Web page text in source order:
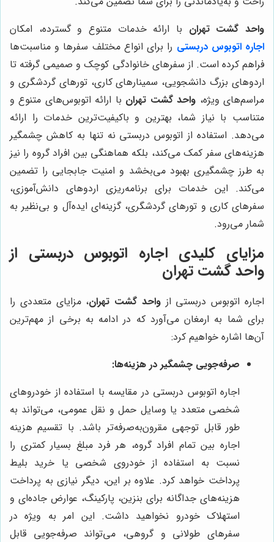
واحد گشت تهران با ارائه خدمات متنوع و گسترده، امکان
اجاره اتوبوس دربستی را برای انواع مختلف سفرها و مناسبت‌ها
فراهم کرده است. از سفرهای خانوادگی کوچک و صمیمی گرفته تا
اردوهای بزرگ دانشجویی، سمینارهای کاری، تورهای گردشگری و
مراسم‌های ویژه، واحد گشت تهران با ارائه اتوبوس‌های متنوع و
متناسب با نیاز شما، بهترین و باکیفیت‌ترین خدمات را ارائه
می‌دهد. استفاده از اتوبوس دربستی نه تنها به کاهش چشمگیر
هزینه‌های سفر کمک می‌کند، بلکه هماهنگی بین افراد گروه را نیز
به طرز چشمگیری بهبود می‌بخشد و امنیت جابجایی را تضمین
می‌کند. این خدمات برای برنامه‌ریزی اردوهای دانش‌آموزی،
سفرهای کاری و تورهای گردشگری، گزینه‌ای ایده‌آل و بی‌نظیر به
شمار می‌رود.
مزایای کلیدی اجاره اتوبوس دربستی از
واحد گشت تهران
اجاره اتوبوس دربستی ازواحد گشت تهران، مزایای متعددی را
برای شما به ارمغان می‌آورد که در ادامه به برخی از مهم‌ترین
آن‌ها اشاره خواهیم کرد:
صرفه‌جویی چشمگیر در هزینه‌ها:
اجاره اتوبوس دربستی در مقایسه با استفاده از خودروهای
شخصی متعدد یا وسایل حمل و نقل عمومی، می‌تواند به
طور قابل توجهی مقرون‌به‌صرفه‌تر باشد. با تقسیم هزینه
اجاره بین تمام افراد گروه، هر فرد مبلغ بسیار کمتری را
نسبت به استفاده از خودروی شخصی یا خرید بلیط
پرداخت خواهد کرد. علاوه بر این، دیگر نیازی به پرداخت
هزینه‌های جداگانه برای بنزین، پارکینگ، عوارض جاده‌ای و
استهلاک خودرو نخواهید داشت. این امر به ویژه در
سفرهای طولانی و گروهی، می‌تواند صرفه‌جویی قابل